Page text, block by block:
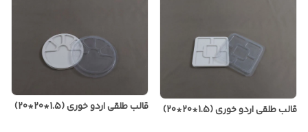
قالب طلقی اردو خوری (1.5*20*20) قالب طلقی اردو خوری (1.5*20*20)